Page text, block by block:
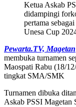
Ketua Askab
didampingi
pertama
Unesa Cup
Pewarta.TV, Magetan
membuka turnamen
Maospati Rabu (18/
tingkat SMA/SMK
Turnamen dibuka
Askab PSSI Magetan